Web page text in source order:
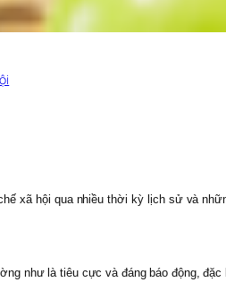
xã hội qua nhiều thời kỳ lịch sử và
như là tiêu cực và đáng báo động,